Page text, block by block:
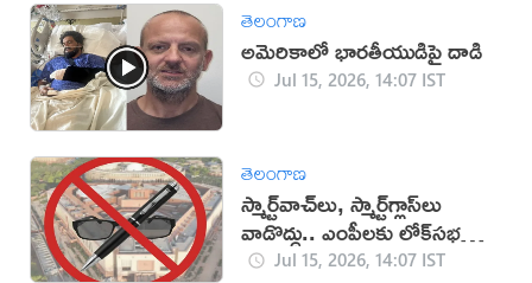
తెలంగాణ
అమెరికాలో భారతీయుడిపై దాడి
Jul 15, 2026, 14:07 IST
తెలంగాణ
స్మార్ట్‌వాచ్‌లు, స్మార్ట్‌గ్లాస్‌లు
వాడొద్దు.. ఎంపీలకు లోక్‌సభ
సూచనJul 15, 2026, 14:07 IST